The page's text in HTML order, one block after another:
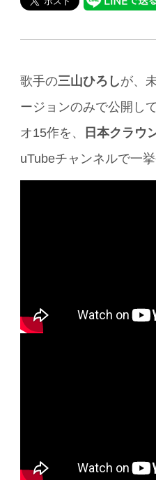
歌手の三山ひろしが、
ージョンのみで公開し
オ15作を、
日本クラウ
uTubeチャンネルで一挙